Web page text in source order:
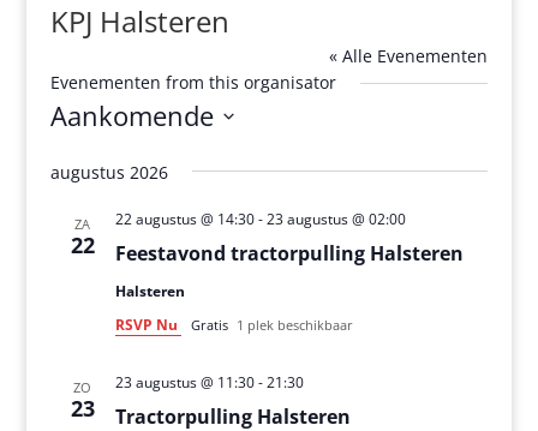
KPJ Halsteren
« Alle Evenementen
Evenementen from this organisator
Aankomende
een
augustus 2026
ZA
22 Feestavond tractorpulling Halsteren
22 augustus @ 14:30-23 augustus @ 02:00
Halsteren
RSVP Nu
Gratis 1 plek beschikbaar
ZO
23 Tractorpulling Halsteren
23 augustus @ 11:30-21:30